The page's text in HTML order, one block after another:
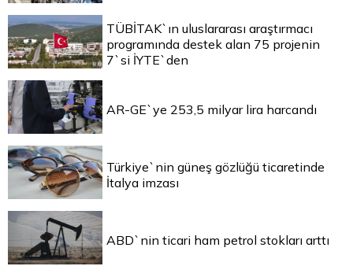
TÜBİTAK`ın uluslararası araştırmacı
programında destek alan 75 projenin
7`si İYTE`den
AR-GE`ye 253,5 milyar lira harcandı
Türkiye`nin güneş gözlüğü ticaretinde
İtalya imzası
ABD`nin ticari ham petrol stokları arttı